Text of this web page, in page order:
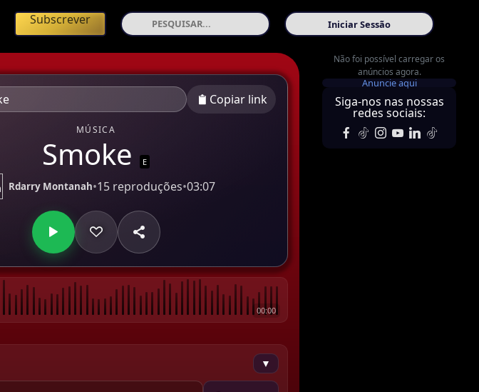
Angolana
Subscrever Iniciar Sessão
Copiar link
MÚSICA
Smoke E
Rdarry Montanah•15 reproduções•03:07
00:00
▼
Não foi possível carregar os
anúncios agora.
Anuncie aqui
Siga-nos nas nossas
redes sociais: